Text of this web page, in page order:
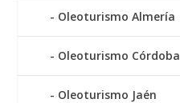
Oleoturismo Almería
Oleoturismo Córdoba
Oleoturismo Jaén